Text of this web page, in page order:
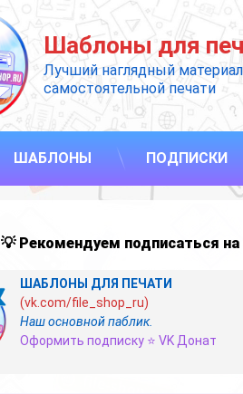
Шаблоны для
Лучший наглядный
самостоятельной печати
ШАБЛОНЫ ПОДПИСКИ
💡 Рекомендуем подписаться
ШАБЛОНЫ ДЛЯ ПЕЧАТИ
(vk.com/file_shop_ru)
Наш основной паблик.
Оформить подписку ⭐ VK Донат